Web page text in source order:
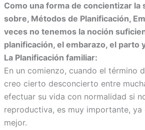
Como una forma de concientizar la
sobre, Métodos de Planificación,
veces no tenemos la noción
planificación, el embarazo, el parto
La Planificación familiar:
En un comienzo, cuando el término
creo cierto desconcierto entre
efectuar su vida con normalidad si
reproductiva, es muy importante,
mejor.